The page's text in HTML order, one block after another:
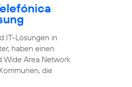
IT-Lösungen in
haben einen
Area Network
die